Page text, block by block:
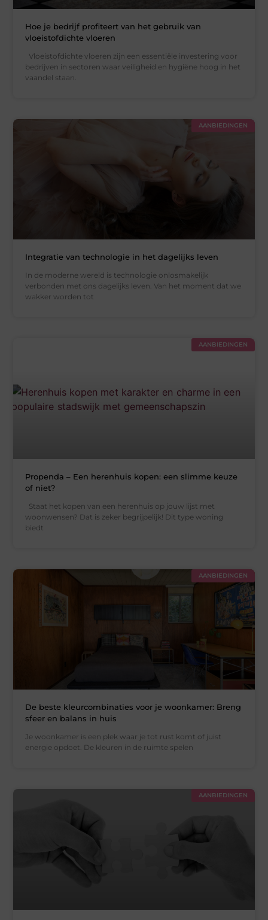
Hoe je bedrijf profiteert van het gebruik van
vloeistofdichte vloeren
Vloeistofdichte vloeren zijn een essentiële investering voor
bedrijven in sectoren waar veiligheid en hygiëne hoog in het
vaandel staan.
AANBIEDINGEN
Integratie van technologie in het dagelijks leven
In de moderne wereld is technologie onlosmakelijk
verbonden met ons dagelijks leven. Van het moment dat we
wakker worden tot
AANBIEDINGEN
Propenda – Een herenhuis kopen: een slimme keuze
of niet?
Staat het kopen van een herenhuis op jouw lijst met
woonwensen? Dat is zeker begrijpelijk! Dit type woning
biedt
AANBIEDINGEN
De beste kleurcombinaties voor je woonkamer: Breng
sfeer en balans in huis
Je woonkamer is een plek waar je tot rust komt of juist
energie opdoet. De kleuren in de ruimte spelen
AANBIEDINGEN